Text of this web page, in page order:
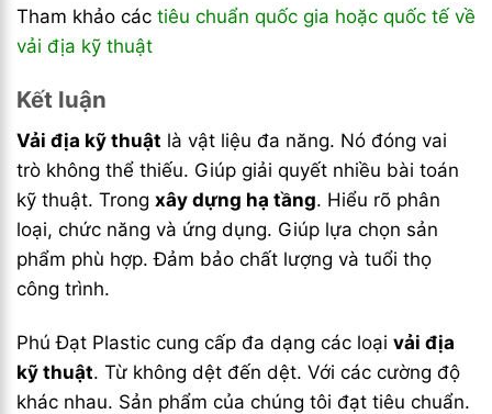
Tham khảo các tiêu chuẩn quốc gia hoặc quốc tế về
vải địa kỹ thuật
Kết luận
Vải địa kỹ thuật là vật liệu đa năng. Nó đóng vai
trò không thể thiếu. Giúp giải quyết nhiều bài toán
kỹ thuật. Trong xây dựng hạ tầng. Hiểu rõ phân
loại, chức năng và ứng dụng. Giúp lựa chọn sản
phẩm phù hợp. Đảm bảo chất lượng và tuổi thọ
công trình.
Phú Đạt Plastic cung cấp đa dạng các loại vải địa
kỹ thuật. Từ không dệt đến dệt. Với các cường độ
khác nhau. Sản phẩm của chúng tôi đạt tiêu chuẩn.